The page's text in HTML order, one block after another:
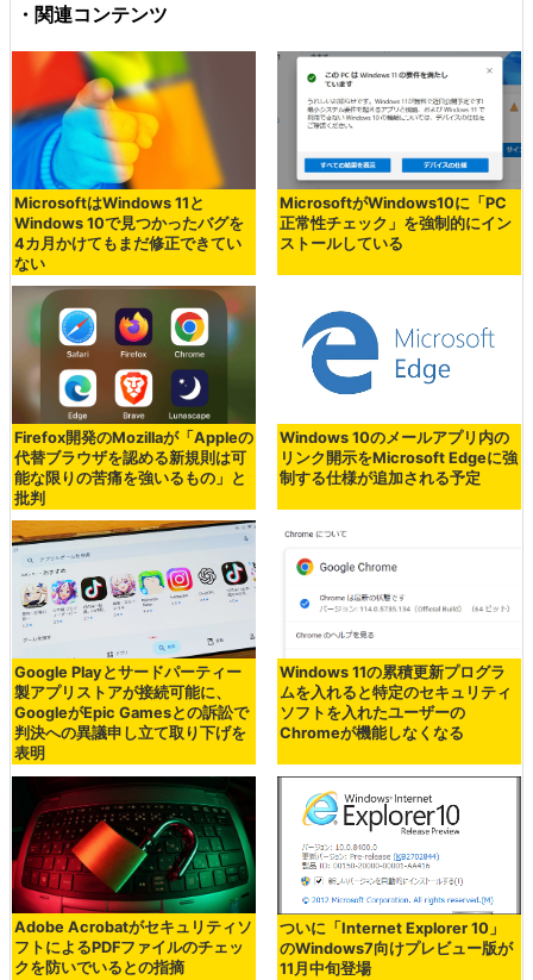
・関連コンテンツ
MicrosoftはWindows 11と
Windows 10で見つかったバグを
4カ月かけてもまだ修正できてい
ない
MicrosoftがWindows10に「PC
正常性チェック」を強制的にイン
ストールしている
Firefox開発のMozillaが「Appleの
代替ブラウザを認める新規則は可
能な限りの苦痛を強いるもの」と
批判
Windows 10のメールアプリ内の
リンク開示をMicrosoft Edgeに強
制する仕様が追加される予定
Google Playとサードパーティー
製アプリストアが接続可能に、
GoogleがEpic Gamesとの訴訟で
判決への異議申し立て取り下げを
表明
Windows 11の累積更新プログラ
ムを入れると特定のセキュリティ
ソフトを入れたユーザーの
Chromeが機能しなくなる
Adobe Acrobatがセキュリティソ
フトによるPDFファイルのチェッ
クを防いでいるとの指摘
ついに「Internet Explorer 10」
のWindows7向けプレビュー版が
11月中旬登場